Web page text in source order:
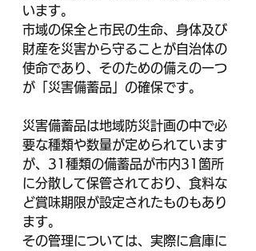
います。
市域の保全と市民の生命、身体及び
財産を災害から守ることが自治体の
使命であり、そのための備えの一つ
が「災害備蓄品」の確保です。
災害備蓄品は地域防災計画の中で必
要な種類や数量が定められています
が、31種類の備蓄品が市内31箇所
に分散して保管されており、食料な
ど賞味期限が設定されたものもあり
ます。
その管理については、実際に倉庫に